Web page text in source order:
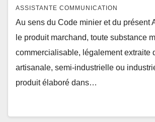
ASSISTANTE COMMUNICATION
Au sens du Code minier et du présent
le produit marchand, toute substance
commercialisable, légalement extraite
artisanale, semi-industrielle ou
produit élaboré dans…